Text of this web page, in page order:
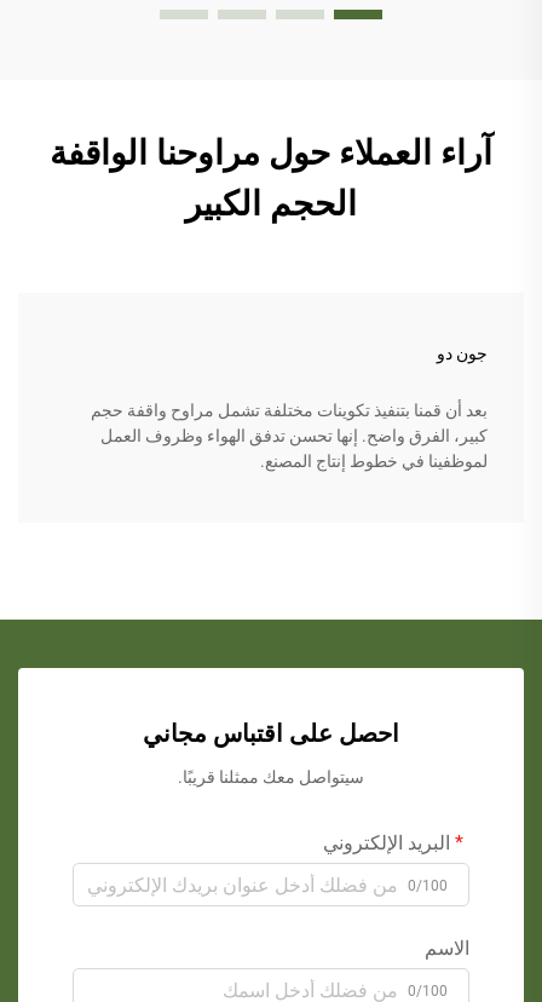
آراء العملاء حول مراوحنا الواقفة
الحجم الكبير
جون دو
بعد أن قمنا بتنفيذ تكوينات مختلفة تشمل مراوح واقفة حجم
كبير، الفرق واضح. إنها تحسن تدفق الهواء وظروف العمل
لموظفينا في خطوط إنتاج المصنع.
احصل على اقتباس مجاني
سيتواصل معك ممثلنا قريبًا.
البريد الإلكتروني
0/100
الاسم
0/100